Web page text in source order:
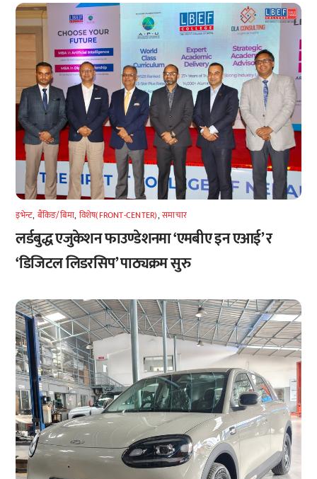
इभेन्ट, बैंकिङ/बिमा, विशेष(FRONT-CENTER),समाचार
लर्डबुद्ध एजुकेशन फाउण्डेशनमा ‘एमबीए इन एआई’ र
‘डिजिटल लिडरसिप’ पाठ्यक्रम सुरु